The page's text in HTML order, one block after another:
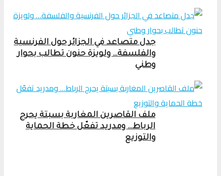
جدل متصاعد في الجزائر حول الفرنسية
والفلسفة… ولويزة حنون تطالب بحوار
وطني
ملف القاصرين المغاربة بسبتة يحرج
الرباط… ومدريد تفعّل خطة الحماية
والتوزيع